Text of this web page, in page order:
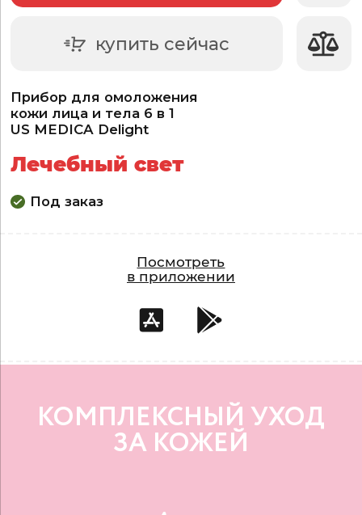
Прибор для омоложения
кожи лица и тела 6 в 1
US MEDICA Delight
Лечебный свет
Под заказ
купить сейчас
Посмотреть
в приложении
КОМПЛЕКСНЫЙ УХОД
ЗА КОЖЕЙ